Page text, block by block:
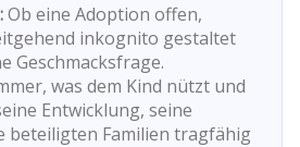
Ob eine Adoption offen,
inkognito gestaltet
Geschmacksfrage.
was dem Kind nützt und
Entwicklung, seine
beteiligten Familien tragfähig